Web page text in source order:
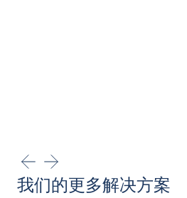
我们的更多解决方案